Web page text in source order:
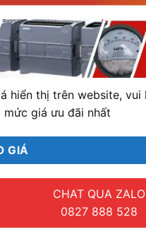
hiển thị trên website, vui
giá ưu đãi nhất
GIÁ
CHAT QUA ZALO
0827 888 528